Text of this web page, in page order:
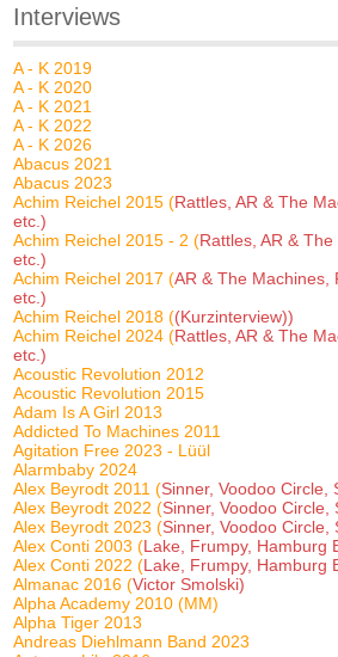
Interviews
A - K 2019
A - K 2020
A - K 2021
A - K 2022
A - K 2026
Abacus 2021
Abacus 2023
Achim Reichel 2015 (Rattles, AR & The
etc.)
Achim Reichel 2015 - 2 (Rattles, AR &
etc.)
Achim Reichel 2017 (AR & The Machines,
etc.)
Achim Reichel 2018 ((Kurzinterview))
Achim Reichel 2024 (Rattles, AR & The
etc.)
Acoustic Revolution 2012
Acoustic Revolution 2015
Adam Is A Girl 2013
Addicted To Machines 2011
Agitation Free 2023 - Lüül
Alarmbaby 2024
Alex Beyrodt 2011 (Sinner, Voodoo Circle,
Alex Beyrodt 2022 (Sinner, Voodoo Circle,
Alex Beyrodt 2023 (Sinner, Voodoo Circle,
Alex Conti 2003 (Lake, Frumpy, Hamburg
Alex Conti 2022 (Lake, Frumpy, Hamburg
Almanac 2016 (Victor Smolski)
Alpha Academy 2010 (MM)
Alpha Tiger 2013
Andreas Diehlmann Band 2023